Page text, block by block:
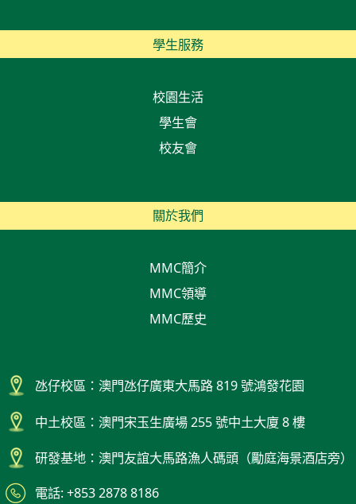
學生服務
校園生活
學生會
校友會
關於我們
MMC簡介
MMC領導
MMC歷史
氹仔校區：澳門氹仔廣東大馬路 819 號鴻發花園
中土校區：澳門宋玉生廣場 255 號中土大廈 8 樓
研發基地：澳門友誼大馬路漁人碼頭（勵庭海景酒店旁）
電話: +853 2878 8186